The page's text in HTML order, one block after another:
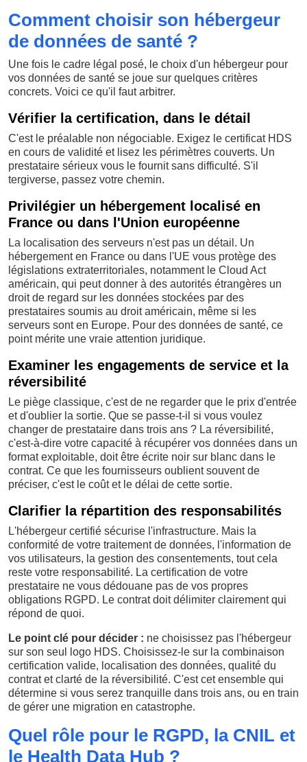
Comment choisir son hébergeur
de données de santé ?
Une fois le cadre légal posé, le choix d'un hébergeur pour
vos données de santé se joue sur quelques critères
concrets. Voici ce qu'il faut arbitrer.
Vérifier la certification, dans le détail
C'est le préalable non négociable. Exigez le certificat HDS
en cours de validité et lisez les périmètres couverts. Un
prestataire sérieux vous le fournit sans difficulté. S'il
tergiverse, passez votre chemin.
Privilégier un hébergement localisé en
France ou dans l'Union européenne
La localisation des serveurs n'est pas un détail. Un
hébergement en France ou dans l'UE vous protège des
législations extraterritoriales, notamment le Cloud Act
américain, qui peut donner à des autorités étrangères un
droit de regard sur les données stockées par des
prestataires soumis au droit américain, même si les
serveurs sont en Europe. Pour des données de santé, ce
point mérite une vraie attention juridique.
Examiner les engagements de service et la
réversibilité
Le piège classique, c'est de ne regarder que le prix d'entrée
et d'oublier la sortie. Que se passe-t-il si vous voulez
changer de prestataire dans trois ans ? La réversibilité,
c'est-à-dire votre capacité à récupérer vos données dans un
format exploitable, doit être écrite noir sur blanc dans le
contrat. Ce que les fournisseurs oublient souvent de
préciser, c'est le coût et le délai de cette sortie.
Clarifier la répartition des responsabilités
L'hébergeur certifié sécurise l'infrastructure. Mais la
conformité de votre traitement de données, l'information de
vos utilisateurs, la gestion des consentements, tout cela
reste votre responsabilité. La certification de votre
prestataire ne vous dédouane pas de vos propres
obligations RGPD. Le contrat doit délimiter clairement qui
répond de quoi.
Le point clé pour décider : ne choisissez pas l'hébergeur
sur son seul logo HDS. Choisissez-le sur la combinaison
certification valide, localisation des données, qualité du
contrat et clarté de la réversibilité. C'est cet ensemble qui
détermine si vous serez tranquille dans trois ans, ou en train
de gérer une migration en catastrophe.
Quel rôle pour le RGPD, la CNIL et
le Health Data Hub ?